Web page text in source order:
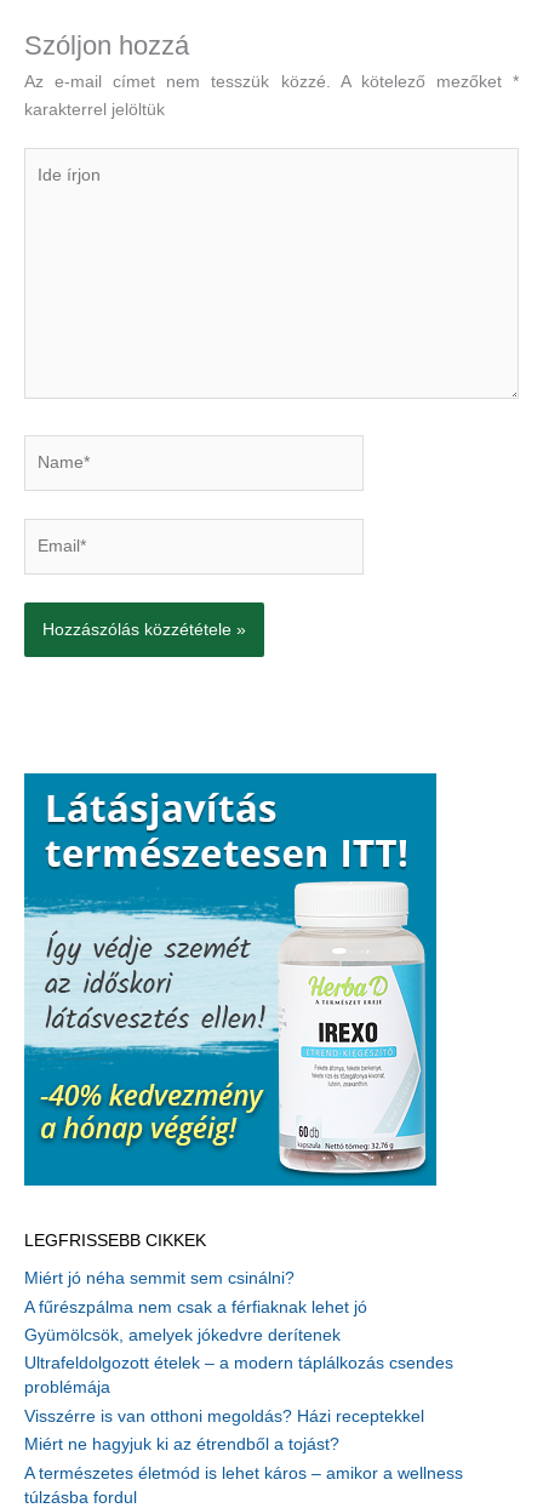
Szóljon hozzá
Az e-mail címet nem tesszük közzé. A kötelező mezőket*
karakterrel jelöltük
LEGFRISSEBB CIKKEK
Miért jó néha semmit sem csinálni?
A fűrészpálma nem csak a férfiaknak lehet jó
Gyümölcsök, amelyek jókedvre derítenek
Ultrafeldolgozott ételek – a modern táplálkozás csendes
problémája
Visszérre is van otthoni megoldás? Házi receptekkel
Miért ne hagyjuk ki az étrendből a tojást?
A természetes életmód is lehet káros – amikor a wellness
túlzásba fordul